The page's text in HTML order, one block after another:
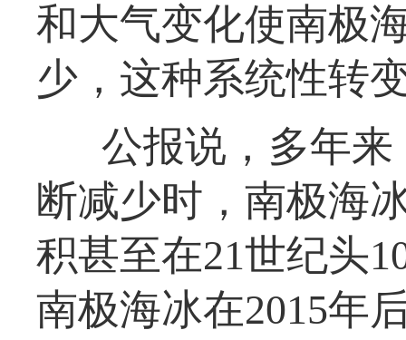
和大气变化使南极
少，这种系统性转
公报说，多年
断减少时，南极海
积甚至在21世纪头
南极海冰在2015年